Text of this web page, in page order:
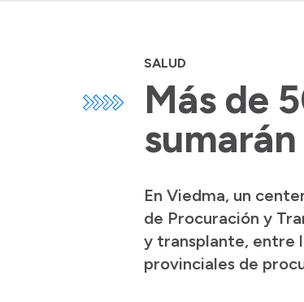
SALUD
Más de
En Viedma, un
de Procuración y
y transplante, entre
provinciales de